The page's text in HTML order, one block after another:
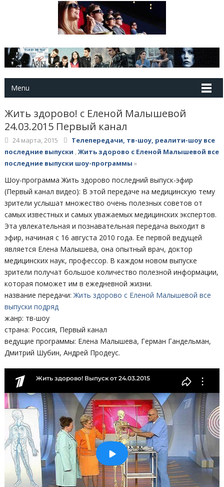
Menu
Жить здорово! с Еленой Малышевой
24.03.2015 Первый канал
24 марта, 2015
Телепередачи, тв-шоу, реалити-шоу все
последние выпуски Жить здорово с Еленой Малышевой все
последние выпуски шоу-программы »
Шоу-программа Жить здорово последний выпуск-эфир
(Первый канал видео): В этой передаче на медицинскую тему
зрители услышат множество очень полезных советов от
самых известных и самых уважаемых медицинских экспертов.
Эта увлекательная и познавательная передача выходит в
эфир, начиная с 16 августа 2010 года. Ее первой ведущей
является Елена Малышева, она опытный врач, доктор
медицинских наук, профессор. В каждом новом выпуске
зрители получат большое количество полезной информации,
которая поможет им в ежедневной жизни.
название передачи: Жить здорово с Еленой Малышевой все
выпуски подряд
жанр: тв-шоу
страна: Россия, Первый канал
ведущие программы: Елена Малышева, Герман Гандельман,
Дмитрий Шубин, Андрей Продеус.